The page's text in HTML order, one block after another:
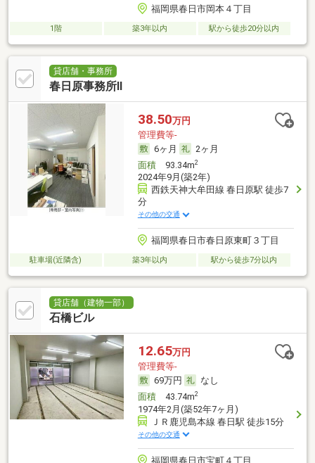
福岡県春日市岡本４丁目
1階 築3年以内 駅から徒歩20分以内
貸店舗・事務所
春日原事務所Ⅱ
38.50万円
管理費等-
6ヶ月
2ヶ月
面積93.34m2
2024年9月(築2年)
西鉄天神大牟田線 春日原駅 徒歩7
分
その他の交通
福岡県春日市春日原東町３丁目
駐車場(近隣含) 築3年以内 駅から徒歩7分以内
貸店舗（建物一部）
石橋ビル
12.65万円
管理費等-
69万円
なし
面積43.74m2
1974年2月(築52年7ヶ月)
ＪＲ鹿児島本線 春日駅 徒歩15分
その他の交通
福岡県春日市宝町４丁目